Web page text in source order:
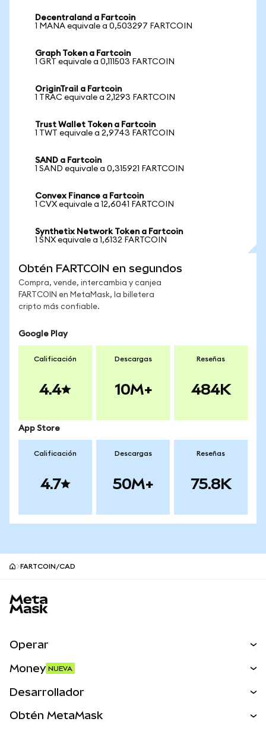
Decentraland a Fartcoin
1 MANA equivale a 0,503297 FARTCOIN
Graph Token a Fartcoin
1 GRT equivale a 0,111503 FARTCOIN
OriginTrail a Fartcoin
1 TRAC equivale a 2,1293 FARTCOIN
Trust Wallet Token a Fartcoin
1 TWT equivale a 2,9743 FARTCOIN
SAND a Fartcoin
1 SAND equivale a 0,315921 FARTCOIN
Convex Finance a Fartcoin
1 CVX equivale a 12,6041 FARTCOIN
Synthetix Network Token a Fartcoin
1 SNX equivale a 1,6132 FARTCOIN
Obtén FARTCOIN en segundos
Compra, vende, intercambia y canjea
FARTCOIN en MetaMask, la billetera
cripto más confiable.
Google Play
Calificación
4.4
Descargas
10M+
Reseñas
484K
App Store
Calificación
4.7
Descargas
50M+
Reseñas
75.8K
FARTCOIN/CAD
Operar
Activos del mundo real
Money NUEVA
Desarrollador
Obtén MetaMask